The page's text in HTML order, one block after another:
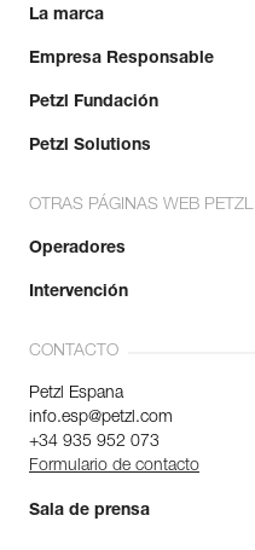
La marca
Empresa Responsable
Petzl Fundación
Petzl Solutions
OTRAS PÁGINAS WEB PETZL
Operadores
Intervención
CONTACTO
Petzl Espana
info.esp@petzl.com
+34 935 952 073
Formulario de contacto
Sala de prensa